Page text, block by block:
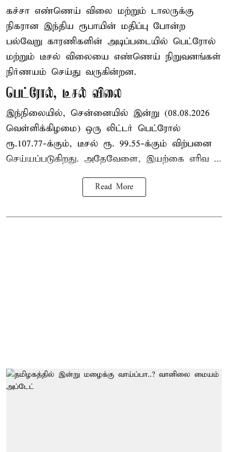
கச்சா எண்ணெய் விலை மற்றும் டாலருக்கு
நிகரான இந்திய ரூபாயின் மதிப்பு போன்ற
பல்வேறு காரணிகளின் அடிப்படையில் பெட்ரோல்
மற்றும் டீசல் விலையை எண்ணெய் நிறுவனங்கள்
நிர்ணயம் செய்து வருகின்றன.
பெட்ரோல், டீசல் விலை
இந்நிலையில், சென்னையில் இன்று (08.08.2026
வெள்ளிக்கிழமை) ஒரு லிட்டர் பெட்ரோல்
ரூ.107.77-க்கும், டீசல் ரூ. 99.55-க்கும் விற்பனை
செய்யப்படுகிறது. அதேவேளை, இயற்கை எரிவ ...
Read More